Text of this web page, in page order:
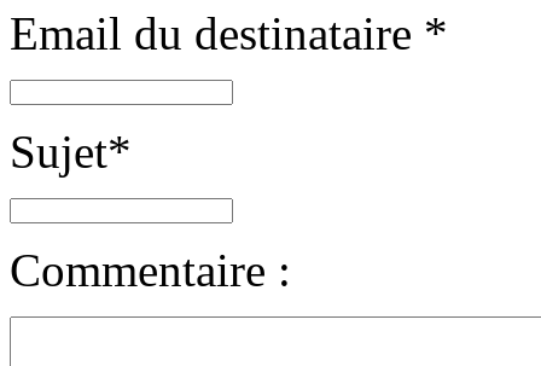
Email du destinataire *
Sujet*
Commentaire :